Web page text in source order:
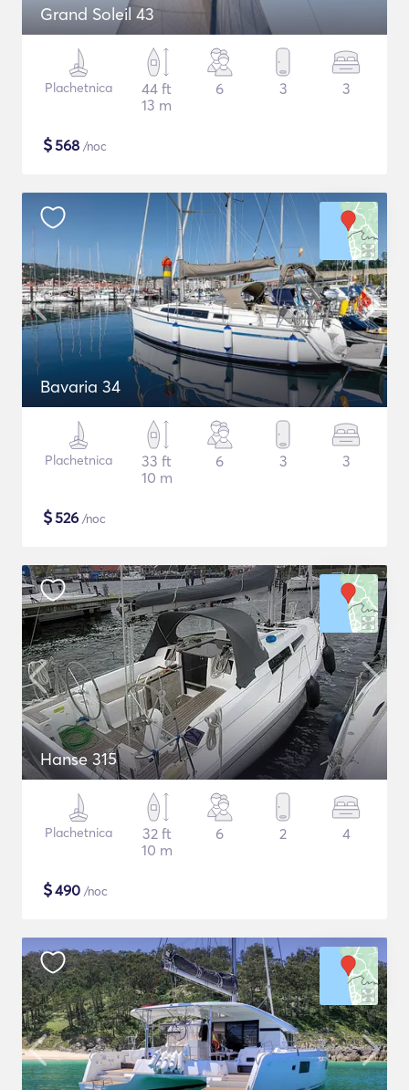
Grand Soleil 43
Plachetnica
44 ft
13 m
6 3 3
$568 /noc
Bavaria 34
Plachetnica
33 ft
10 m
6 3 3
$526 /noc
Hanse 315
Plachetnica
32 ft
10 m
6 2 4
$490 /noc